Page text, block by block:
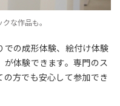
な作品も。
での成形体験、絵付け体験
体験できます。専門のス
方でも安心して参加でき